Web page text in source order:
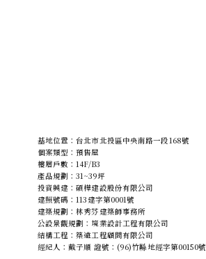
基地位置：台北市北投區中央南路一段168號
個案類型：預售屋
樓層戶數：14F/B3
產品規劃：31~39坪
投資興建：碩樺建設股份有限公司
建照號碼：113建字第0001號
建築規劃：林秀芬建築師事務所
公設景觀規劃：境業設計工程有限公司
結構工程：築遠⼯程顧問有限公司
經紀人：戴子順 證號：(96)竹縣地經字第00150號